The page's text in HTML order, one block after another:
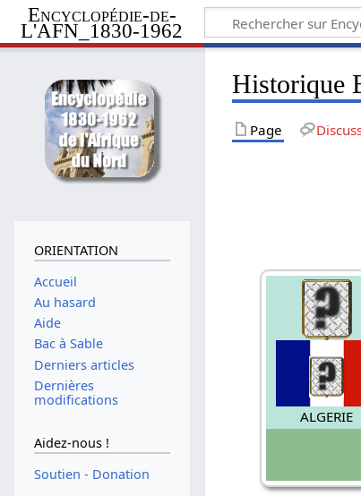
Encyclopédie-de-
L'AFN_1830-1962
Historique
Page
ALGERIE
ORIENTATION
Accueil
Au hasard
Aide
Bac à Sable
Derniers articles
Dernières
modifications
Aidez-nous !
Soutien - Donation